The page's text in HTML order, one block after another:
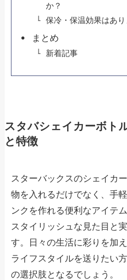
か？
保冷・保温効果はあり
まとめ
新着記事
スタバシェイカーボト
と特徴
スターバックスのシェイカ
物を入れるだけでなく、手
ンクを作れる便利なアイテ
スタイリッシュな見た目と
す。日々の生活に彩りを加
ライフスタイルを送りたい
の選択肢となるでしょう。